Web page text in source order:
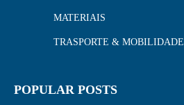
MATERIAIS
TRASPORTE & MOBILIDADE
POPULAR POSTS